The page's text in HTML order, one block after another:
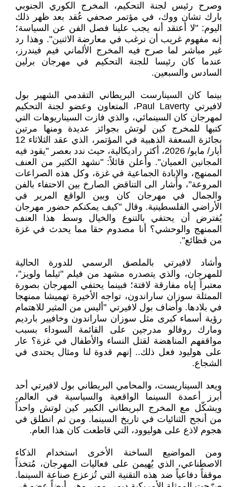
وصرح رئيس لجنة التحكيم، المخرج الكوري الجنوبي
بارك تشان ووك، في مؤتمر صحفي عُقد بعد ظهر ذلك
اليوم: "لا أعتقد أنه يجب علينا فصل الفن عن السياسة؛
إنه مفهوم غريب أن نرغب في معارضة الاثنين". وهذا رد
غير مباشر لما صرح فيه المخرج الألماني فيم فيندرز،
عندما كان رئيسا للجنة التحكيم في مهرجان برلين
السادس والسبعين.
بينما كان السينارست البريطاني التقدمي الشهير بول
لافيرتي Paul Laverty، المتعاون وعضو لجنة التحكيم
لمهرجان كان السينمائي، والذي فازت السيناريوهات التي
كتبها للمخرج كين لوتش بجوائز عديدة ومنها مرتين
بجائزة السعفة الذهبية في المؤتمر، الذي عقد الثلاثاء 12
أيار/ مايو/ 2026، أكثر راديكالية، حيث ندد بعصر "يقود فيه
المجانين العميان". وأعلن قائلاً: "نشهد الكثير من العنف
الممنهج، والإبادة الجماعية في غزة، وكل هذه الصراعات
المروعة"، وأشار الى التناقض الصارخ بين الاحتفاء بالفن
والجمال في مهرجان كان وبين الواقع المرير في
الأراضي الفلسطينية. وقال "كيف يمكنكم حضور مهرجان
يُفترض أن يحتفي بالتنوع والخيال وسط هذا العنف
الممنهج والوحشي؟ أنا مصدوم حقا مما يحدث في غزة
من فظائع".
وأشاد لافيرتي بالملصق الرسمي للدورة الحالية
للمهرجان، والذي يتصدره مشهد من فيلم "ثيلما ولويز"،
معتبراً إياه مفارقة لافتة؛ فبينما يحتفي المهرجان بصورة
الممثلة سوزان ساراندون، تواجه الأخيرة تهميشا ممنهجا
في بلادها. وأضاف بول لافيرتي "أليس من المثير للاهتمام
رؤية أسماء كبرى مثل سوزان ساراندون وخافيير بارديم
ومارك روفالو مدرجين على القائمة السوداء بسبب
مواقفهم المناهضة لقتل النساء والأطفال في غزة؟ عار
على هوليود فعل ذلك.. إنهم قدوة لنا ومثال يحتدى في
الشجاع.
ويعد السيناريست، والمحامي البريطاني بول لافيرتي أحد
أبرز أعمدة السينما الواقعية والسياسية في العالم،
ويشكّل مع المخرج البريطاني الكبير كين لوتش واحداً
من أنجح الثنائيات في تاريخ السينما. ومن ثم انطلق في
هجوم لاذع على هوليوود، التي قاطعت كان هذا العام.
ومن المواضيع الساخنة الأخرى استخدام الذكاء
الاصطناعي، الذي يُهيمن على فعاليات المهرجان، مُتخذاً
موقفاً دفاعياً ضد هذه التقنية التي تُزعزع صناعة السينما.